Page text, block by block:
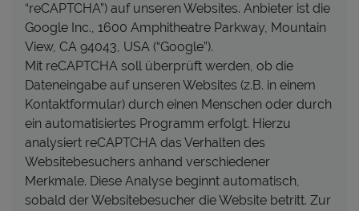
“reCAPTCHA”) auf unseren Websites. Anbieter ist die
Google Inc., 1600 Amphitheatre Parkway, Mountain
View, CA 94043, USA (“Google”).
Mit reCAPTCHA soll überprüft werden, ob die
Dateneingabe auf unseren Websites (z.B. in einem
Kontaktformular) durch einen Menschen oder durch
ein automatisiertes Programm erfolgt. Hierzu
analysiert reCAPTCHA das Verhalten des
Websitebesuchers anhand verschiedener
Merkmale. Diese Analyse beginnt automatisch,
sobald der Websitebesucher die Website betritt. Zur